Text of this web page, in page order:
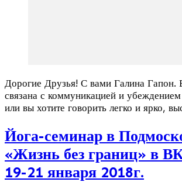
Дорогие Друзья! С вами Галина Гапон.
связана с коммуникацией и
или вы хотите говорить легко и ярко,
Йога-семинар в
«Жизнь без границ» в
19-21 января 2018г.